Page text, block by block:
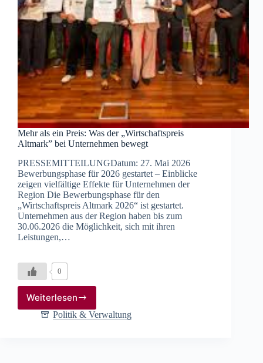
Mehr als ein Preis: Was der „Wirtschaftspreis
Altmark” bei Unternehmen bewegt
PRESSEMITTEILUNGDatum: 27. Mai 2026
Bewerbungsphase für 2026 gestartet – Einblicke
zeigen vielfältige Effekte für Unternehmen der
Region Die Bewerbungsphase für den
„Wirtschaftspreis Altmark 2026“ ist gestartet.
Unternehmen aus der Region haben bis zum
30.06.2026 die Möglichkeit, sich mit ihren
Leistungen,…
0
Weiterlesen
Mehr
als
Politik & Verwaltung